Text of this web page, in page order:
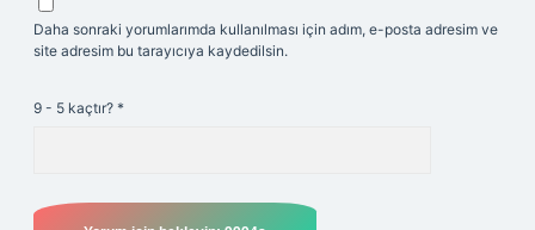
Daha sonraki yorumlarımda kullanılması için adım, e-posta adresim ve
site adresim bu tarayıcıya kaydedilsin.
9 - 5 kaçtır? *